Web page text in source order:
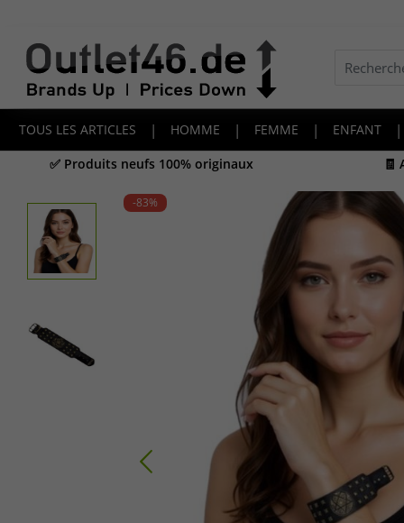
TOUS LES ARTICLES | HOMME | FEMME | ENFANT |
✅ Produits neufs 100% originaux 🧾
-83%